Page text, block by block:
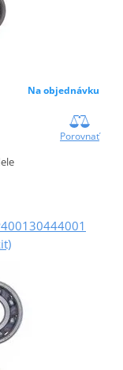
Na objednávku
Porovnať